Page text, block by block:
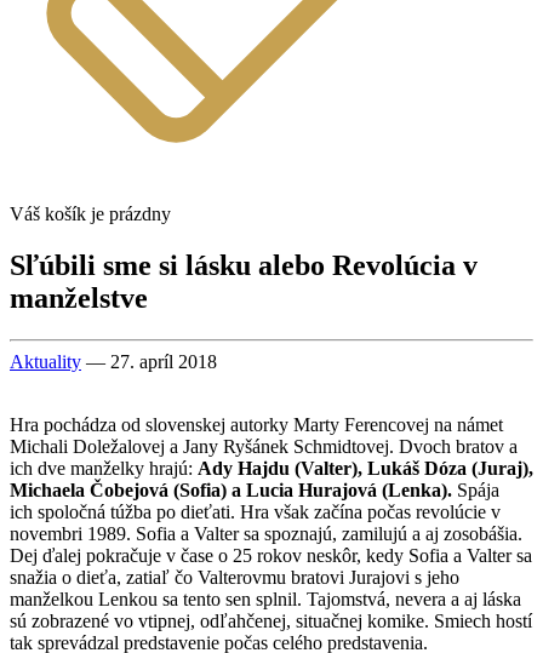
Váš košík je prázdny
Sľúbili sme si lásku alebo Revolúcia v
manželstve
Aktuality — 27. apríl 2018
Hra pochádza od slovenskej autorky Marty Ferencovej na námet
Michali Doležalovej a Jany Ryšánek Schmidtovej. Dvoch bratov a
ich dve manželky hrajú: Ady Hajdu (Valter), Lukáš Dóza (Juraj),
Michaela Čobejová (Sofia) a Lucia Hurajová (Lenka). Spája
ich spoločná túžba po dieťati. Hra však začína počas revolúcie v
novembri 1989. Sofia a Valter sa spoznajú, zamilujú a aj zosobášia.
Dej ďalej pokračuje v čase o 25 rokov neskôr, kedy Sofia a Valter sa
snažia o dieťa, zatiaľ čo Valterovmu bratovi Jurajovi s jeho
manželkou Lenkou sa tento sen splnil. Tajomstvá, nevera a aj láska
sú zobrazené vo vtipnej, odľahčenej, situačnej komike. Smiech hostí
tak sprevádzal predstavenie počas celého predstavenia.